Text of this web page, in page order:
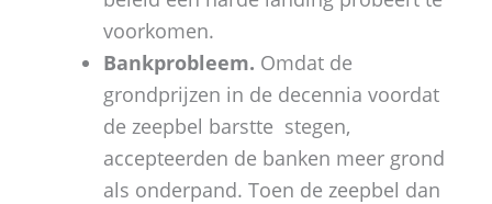
voorkomen.
Bankprobleem. Omdat de
grondprijzen in de decennia voordat
de zeepbel barstte ​ stegen,
accepteerden de banken meer grond
als onderpand. Toen de zeepbel dan